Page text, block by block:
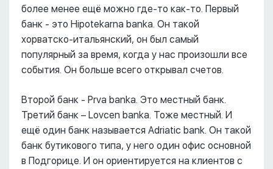
более менее ещё можно где-то как-то. Первый
банк - это Hipotekarna banka. Он такой
хорватско-итальянский, он был самый
популярный за время, когда у нас произошли все
события. Он больше всего открывал счетов.
Второй банк - Prva banka. Это местный банк.
Третий банк – Lovcen banka. Тоже местный. И
ещё один банк называется Adriatic bank. Он такой
банк бутикового типа, у него один офис основной
в Подгорице. И он ориентируется на клиентов с